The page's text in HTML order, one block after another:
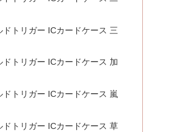
ドトリガー ICカードケース 三
ドトリガー ICカードケース 加
ドトリガー ICカードケース 嵐
ドトリガー ICカードケース 草